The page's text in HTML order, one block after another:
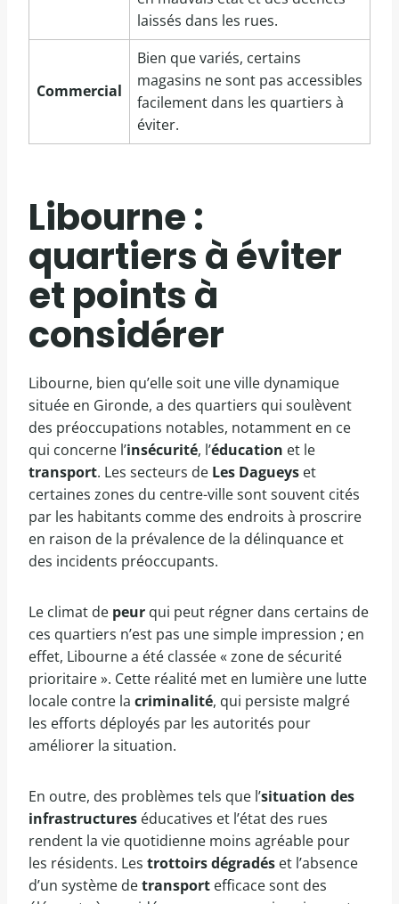
laissés dans les rues.
Commercial
Bien que variés, certains
magasins ne sont pas accessibles
facilement dans les quartiers à
éviter.
Libourne :
quartiers à éviter
et points à
considérer
Libourne, bien qu’elle soit une ville dynamique
située en Gironde, a des quartiers qui soulèvent
des préoccupations notables, notamment en ce
qui concerne l’insécurité, l’éducation et le
transport. Les secteurs de Les Dagueys et
certaines zones du centre-ville sont souvent cités
par les habitants comme des endroits à proscrire
en raison de la prévalence de la délinquance et
des incidents préoccupants.
Le climat de peur qui peut régner dans certains de
ces quartiers n’est pas une simple impression ; en
effet, Libourne a été classée « zone de sécurité
prioritaire ». Cette réalité met en lumière une lutte
locale contre la criminalité, qui persiste malgré
les efforts déployés par les autorités pour
améliorer la situation.
En outre, des problèmes tels que l’situation des
infrastructures éducatives et l’état des rues
rendent la vie quotidienne moins agréable pour
les résidents. Les trottoirs dégradés et l’absence
d’un système detransport efficace sont des